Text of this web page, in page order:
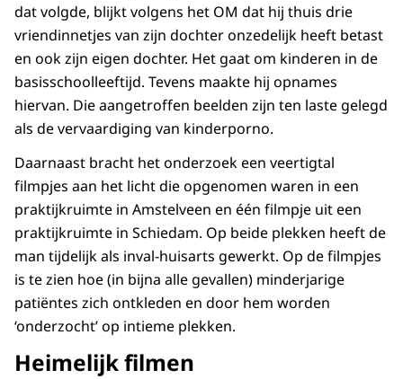
dat volgde, blijkt volgens het OM dat hij thuis drie
vriendinnetjes van zijn dochter onzedelijk heeft betast
en ook zijn eigen dochter. Het gaat om kinderen in de
basisschoolleeftijd. Tevens maakte hij opnames
hiervan. Die aangetroffen beelden zijn ten laste gelegd
als de vervaardiging van kinderporno.
Daarnaast bracht het onderzoek een veertigtal
filmpjes aan het licht die opgenomen waren in een
praktijkruimte in Amstelveen en één filmpje uit een
praktijkruimte in Schiedam. Op beide plekken heeft de
man tijdelijk als inval-huisarts gewerkt. Op de filmpjes
is te zien hoe (in bijna alle gevallen) minderjarige
patiëntes zich ontkleden en door hem worden
‘onderzocht’ op intieme plekken.
Heimelijk filmen